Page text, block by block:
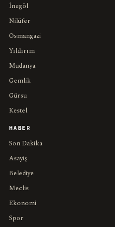
İnegöl
Nilüfer
Osmangazi
Yıldırım
Mudanya
Gemlik
Gürsu
Kestel
HABER
Son Dakika
Asayiş
Belediye
Meclis
Ekonomi
Spor